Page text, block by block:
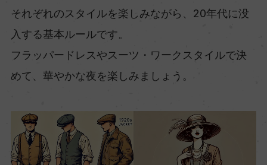
それぞれのスタイルを楽しみながら、20年代に没
入する基本ルールです。
フラッパードレスやスーツ・ワークスタイルで決
めて、華やかな夜を楽しみましょう。